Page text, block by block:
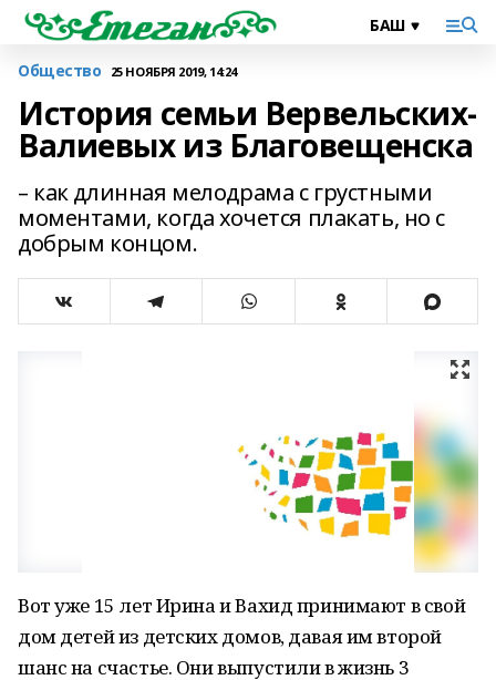
Общество 25 НОЯБРЯ 2019, 14:24
История семьи Вервельских-
Валиевых из Благовещенска
– как длинная мелодрама с грустными
моментами, когда хочется плакать, но с
добрым концом.
Вот уже 15 лет Ирина и Вахид принимают в свой
дом детей из детских домов, давая им второй
шанс на счастье. Они выпустили в жизнь 3